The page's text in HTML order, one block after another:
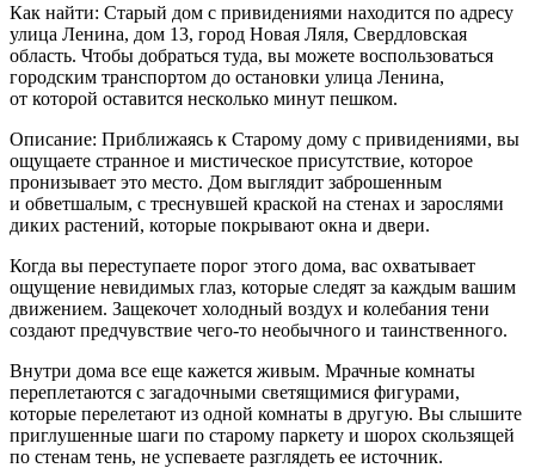
Как найти: Старый дом с привидениями находится по адресу
улица Ленина, дом 13, город Новая Ляля, Свердловская
область. Чтобы добраться туда, вы можете воспользоваться
городским транспортом до остановки улица Ленина,
от которой оставится несколько минут пешком.
Описание: Приближаясь к Старому дому с привидениями, вы
ощущаете странное и мистическое присутствие, которое
пронизывает это место. Дом выглядит заброшенным
и обветшалым, с треснувшей краской на стенах и зарослями
диких растений, которые покрывают окна и двери.
Когда вы переступаете порог этого дома, вас охватывает
ощущение невидимых глаз, которые следят за каждым вашим
движением. Защекочет холодный воздух и колебания тени
создают предчувствие чего-то необычного и таинственного.
Внутри дома все еще кажется живым. Мрачные комнаты
переплетаются с загадочными светящимися фигурами,
которые перелетают из одной комнаты в другую. Вы слышите
приглушенные шаги по старому паркету и шорох скользящей
по стенам тень, не успеваете разглядеть ее источник.